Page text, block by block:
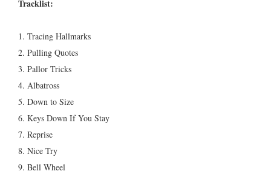
Tracklist:
1. Tracing Hallmarks
2. Pulling Quotes
3. Pallor Tricks
4. Albatross
5. Down to Size
6. Keys Down If You Stay
7. Reprise
8. Nice Try
9. Bell Wheel